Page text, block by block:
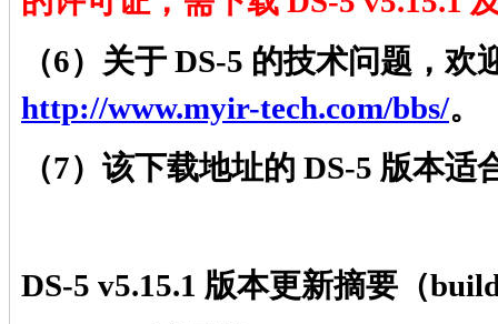
（6）关于 DS-5 的技术问题，
http://www.myir-tech.com/bbs/。
（7）该下载地址的 DS-5 版本
DS-5 v5.15.1 版本更新摘要（